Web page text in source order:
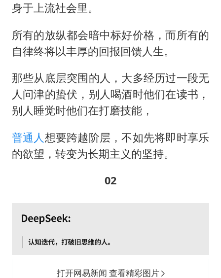
身于上流社会里。
所有的放纵都会暗中标好价格，而所有的
自律终将以丰厚的回报回馈人生。
那些从底层突围的人，大多经历过一段无
人问津的蛰伏，别人喝酒时他们在读书，
别人睡觉时他们在打磨技能，
普通人 想要跨越阶层，不如先将即时享乐
的欲望，转变为长期主义的坚持。
02
打开网易新闻 查看精彩图片